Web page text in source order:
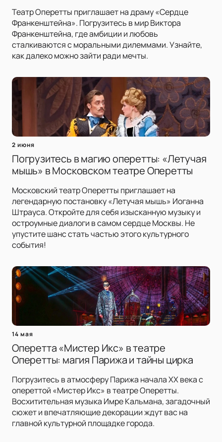
Театр Оперетты приглашает на драму «Сердце
Франкенштейна». Погрузитесь в мир Виктора
Франкенштейна, где амбиции и любовь
сталкиваются с моральными дилеммами. Узнайте,
как далеко можно зайти ради мечты.
2 июня
Погрузитесь в магию оперетты: «Летучая
мышь» в Московском театре Оперетты
Московский театр Оперетты приглашает на
легендарную постановку «Летучая мышь» Иоганна
Штрауса. Откройте для себя изысканную музыку и
остроумные диалоги в самом сердце Москвы. Не
упустите шанс стать частью этого культурного
события!
14 мая
Оперетта «Мистер Икс» в театре
Оперетты: магия Парижа и тайны цирка
Погрузитесь в атмосферу Парижа начала XX века с
опереттой «Мистер Икс» в театре Оперетты.
Восхитительная музыка Имре Кальмана, загадочный
сюжет и впечатляющие декорации ждут вас на
главной культурной площадке города.